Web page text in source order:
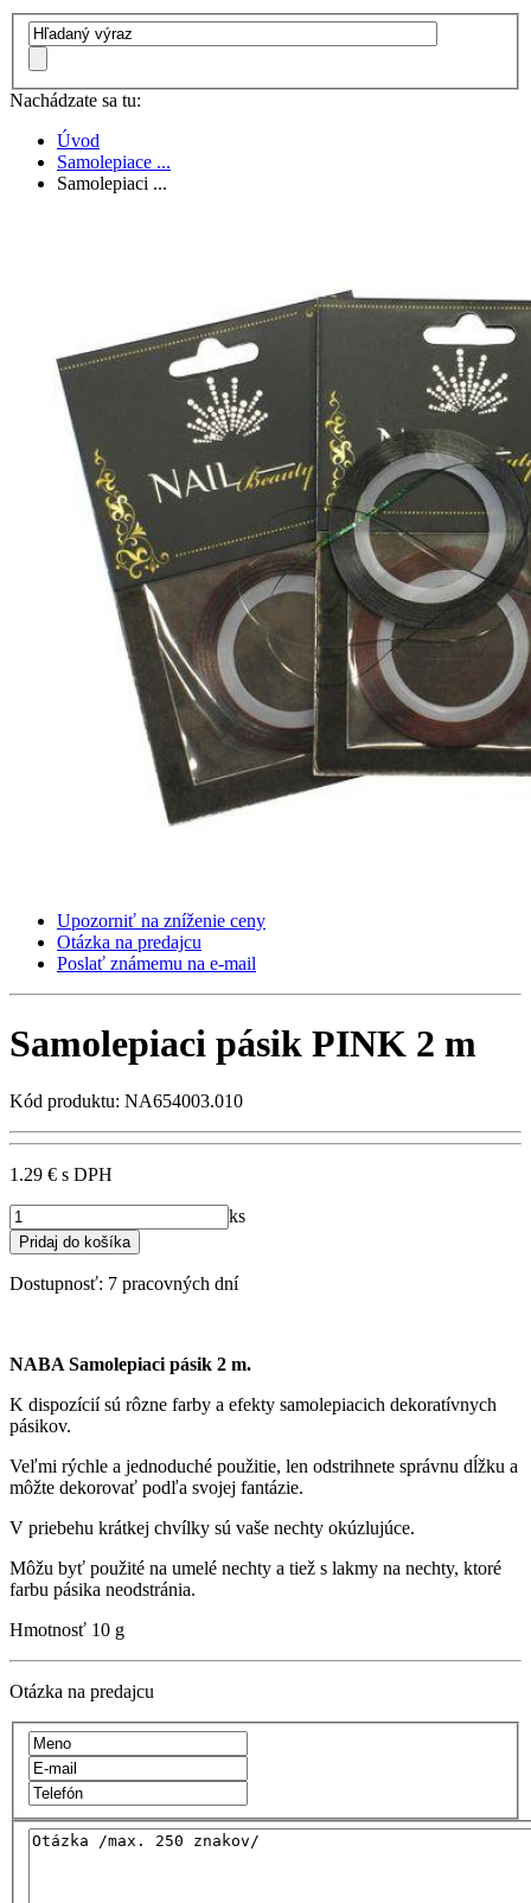
Nachádzate sa tu:
Úvod
Samolepiace ...
Samolepiaci ...
Upozorniť na zníženie ceny
Otázka na predajcu
Poslať známemu na e-mail
Samolepiaci pásik PINK 2 m
Kód produktu: NA654003.010
1.29 € s DPH
ks
Dostupnosť: 7 pracovných dní
NABA Samolepiaci pásik 2 m.
K dispozícií sú rôzne farby a efekty samolepiacich dekoratívnych
pásikov.
Veľmi rýchle a jednoduché použitie, len odstrihnete správnu dĺžku a
môžte dekorovať podľa svojej fantázie.
V priebehu krátkej chvílky sú vaše nechty okúzlujúce.
Môžu byť použité na umelé nechty a tiež s lakmy na nechty, ktoré
farbu pásika neodstránia.
Hmotnosť 10 g
Otázka na predajcu